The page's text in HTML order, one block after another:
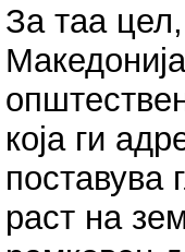
За таа
која ги
поставува
раст на